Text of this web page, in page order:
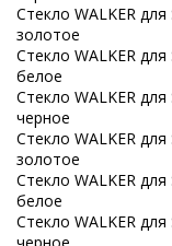
Стекло WALKER
золотое
Стекло WALKER
белое
Стекло WALKER
черное
Стекло WALKER
золотое
Стекло WALKER
белое
Стекло WALKER